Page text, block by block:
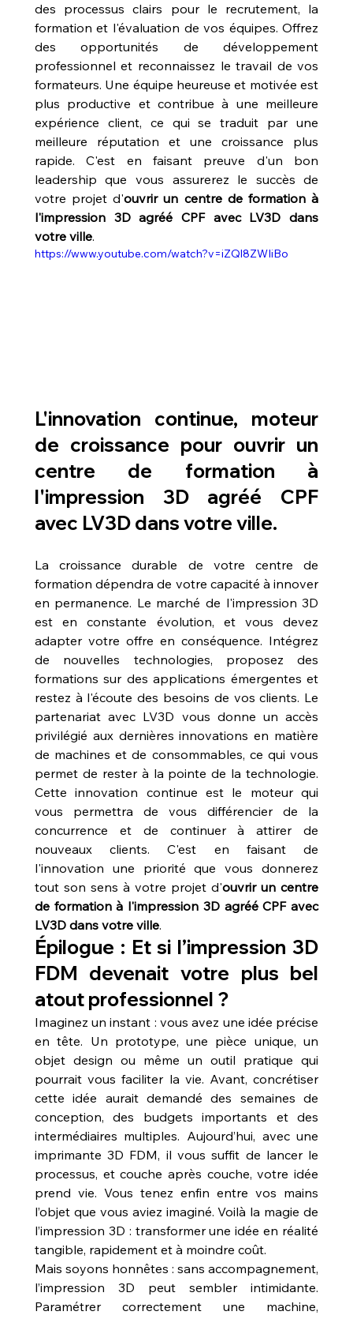
des processus clairs pour le recrutement, la
formation et l'évaluation de vos équipes. Offrez
des opportunités de développement
professionnel et reconnaissez le travail de vos
formateurs. Une équipe heureuse et motivée est
plus productive et contribue à une meilleure
expérience client, ce qui se traduit par une
meilleure réputation et une croissance plus
rapide. C'est en faisant preuve d'un bon
leadership que vous assurerez le succès de
votre projet d'ouvrir un centre de formation à
l'impression 3D agréé CPF avec LV3D dans
votre ville.
https://www.youtube.com/watch?v=iZQl8ZWIiBo
L'innovation continue, moteur
de croissance pour ouvrir un
centre de formation à
l'impression 3D agréé CPF
avec LV3D dans votre ville.
La croissance durable de votre centre de
formation dépendra de votre capacité à innover
en permanence. Le marché de l'impression 3D
est en constante évolution, et vous devez
adapter votre offre en conséquence. Intégrez
de nouvelles technologies, proposez des
formations sur des applications émergentes et
restez à l'écoute des besoins de vos clients. Le
partenariat avec LV3D vous donne un accès
privilégié aux dernières innovations en matière
de machines et de consommables, ce qui vous
permet de rester à la pointe de la technologie.
Cette innovation continue est le moteur qui
vous permettra de vous différencier de la
concurrence et de continuer à attirer de
nouveaux clients. C'est en faisant de
l'innovation une priorité que vous donnerez
tout son sens à votre projet d'ouvrir un centre
de formation à l'impression 3D agréé CPF avec
LV3D dans votre ville.
Épilogue : Et si l’impression 3D
FDM devenait votre plus bel
atout professionnel ?
Imaginez un instant : vous avez une idée précise
en tête. Un prototype, une pièce unique, un
objet design ou même un outil pratique qui
pourrait vous faciliter la vie. Avant, concrétiser
cette idée aurait demandé des semaines de
conception, des budgets importants et des
intermédiaires multiples. Aujourd’hui, avec une
imprimante 3D FDM, il vous suffit de lancer le
processus, et couche après couche, votre idée
prend vie. Vous tenez enfin entre vos mains
l’objet que vous aviez imaginé. Voilà la magie de
l’impression 3D : transformer une idée en réalité
tangible, rapidement et à moindre coût.
Mais soyons honnêtes : sans accompagnement,
l’impression 3D peut sembler intimidante.
Paramétrer correctement une machine,